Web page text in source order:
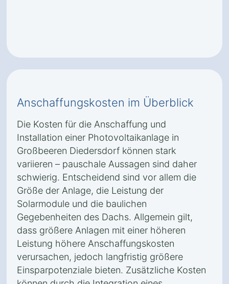
Anschaffungskosten im Überblick
Die Kosten für die Anschaffung und
Installation einer Photovoltaikanlage in
Großbeeren Diedersdorf können stark
variieren – pauschale Aussagen sind daher
schwierig. Entscheidend sind vor allem die
Größe der Anlage, die Leistung der
Solarmodule und die baulichen
Gegebenheiten des Dachs. Allgemein gilt,
dass größere Anlagen mit einer höheren
Leistung höhere Anschaffungskosten
verursachen, jedoch langfristig größere
Einsparpotenziale bieten. Zusätzliche Kosten